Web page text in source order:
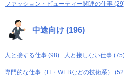
ファッション・ビューティー関連の仕事
中途向け (196)
人と接する仕事 (98) 人と接しない仕事
専門的な仕事（IT・WEBなどの技術系）